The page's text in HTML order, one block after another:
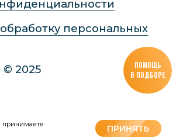
принимаете
ПРИНЯТЬ
ПОМОЩЬ
В ПОДБОРЕ
Made on